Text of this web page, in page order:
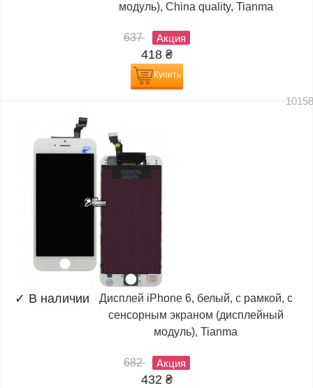
модуль), China quality, Tianma
637 Акция
418 ₴
Купить
✓ В наличии
Дисплей iPhone 6, белый, с рамкой, с
сенсорным экраном (дисплейный
модуль), Tianma
682 Акция
432 ₴